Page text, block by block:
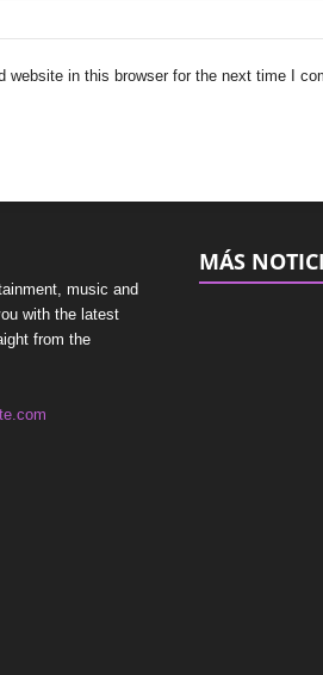
website in this browser for the next time I
music and
with the latest
from the
MÁS